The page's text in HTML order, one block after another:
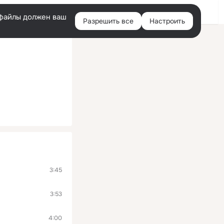
Войти
должен ваш
Разрешить все Настроить
3:45
3:53
4:00